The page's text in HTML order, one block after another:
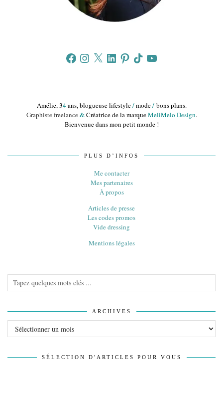
FacebookInstagram
X LinkedInPinterestTikTokYouTube
Amélie, 34ans, blogueuse lifestyle/mode/bons plans.
Graphiste freelance&Créatrice de la marqueMeliMelo Design.
Bienvenue dans mon petit monde !
PLUS D’INFOS
Me contacter
Mes partenaires
À propos
Articles de presse
Les codes promos
Vide dressing
Mentions légales
ARCHIVES
SÉLECTION D'ARTICLES POUR VOUS